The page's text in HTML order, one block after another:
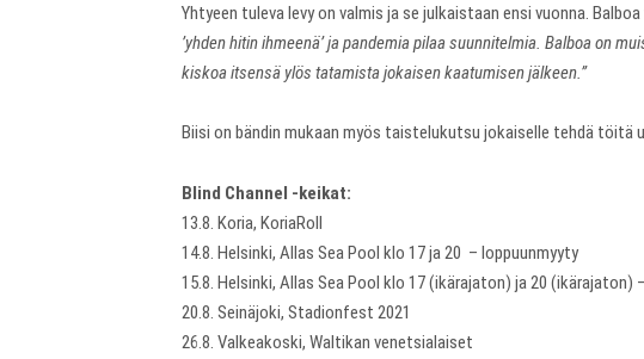
Yhtyeen tuleva levy on valmis ja se julkaistaan ensi vuonna.
’yhden hitin ihmeenä’ ja pandemia pilaa suunnitelmia. Balboa on
kiskoa itsensä ylös tatamista jokaisen kaatumisen jälkeen.”
Biisi on bändin mukaan myös taistelukutsu jokaiselle tehdä töitä
Blind Channel -keikat:
13.8. Koria, KoriaRoll
14.8. Helsinki, Allas Sea Pool klo 17 ja 20 – loppuunmyyty
15.8. Helsinki, Allas Sea Pool klo 17 (ikärajaton) ja 20 (ikärajaton)
20.8. Seinäjoki, Stadionfest 2021
26.8. Valkeakoski, Waltikan venetsialaiset